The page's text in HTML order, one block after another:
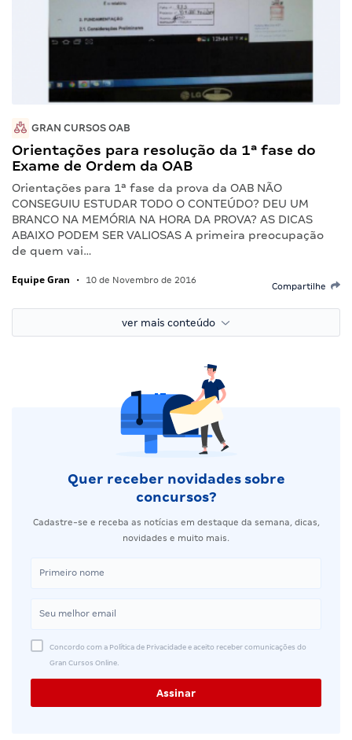
GRAN CURSOS OAB
Orientações para resolução da 1ª fase do
Exame de Ordem da OAB
Orientações para 1ª fase da prova da OAB NÃO
CONSEGUIU ESTUDAR TODO O CONTEÚDO? DEU UM
BRANCO NA MEMÓRIA NA HORA DA PROVA? AS DICAS
ABAIXO PODEM SER VALIOSAS A primeira preocupação
de quem vai…
Equipe Gran • 10 de Novembro de 2016
Compartilhe
ver mais conteúdo
Quer receber novidades sobre
concursos?
Cadastre-se e receba as notícias em destaque da semana, dicas,
novidades e muito mais.
Concordo com a Política de Privacidade e aceito receber comunicações do
Gran Cursos Online.